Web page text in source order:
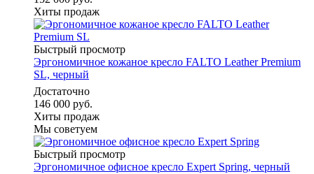
Хиты продаж
Быстрый просмотр
Эргономичное кожаное кресло FALTO Leather Premium
SL, черный
Достаточно
146 000 руб.
Хиты продаж
Мы советуем
Быстрый просмотр
Эргономичное офисное кресло Expert Spring, черный